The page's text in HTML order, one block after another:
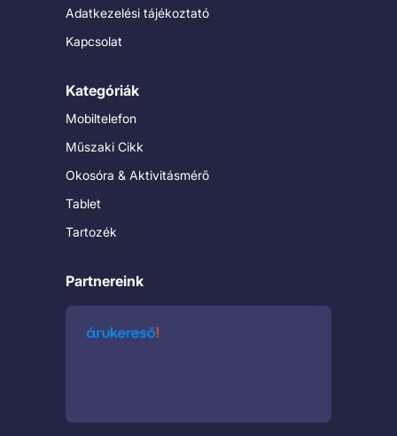
Adatkezelési tájékoztató
Kapcsolat
Kategóriák
Mobiltelefon
Műszaki Cikk
Okosóra & Aktivitásmérő
Tablet
Tartozék
Partnereink